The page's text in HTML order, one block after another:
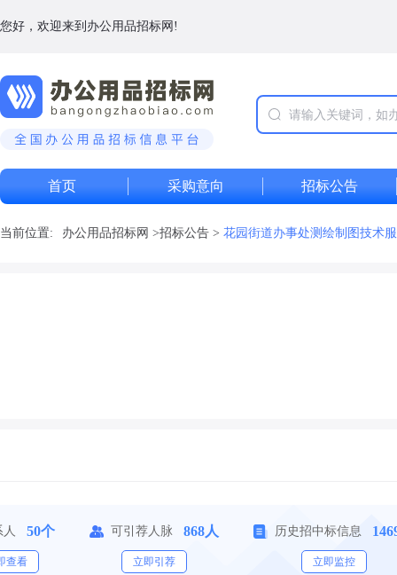
您好，欢迎来到办公用品招标网!
首页 采购意向 招标公告
当前位置: 办公用品招标网 >招标公告 > 花园街道办事处测绘制图技术
50个
查看
可引荐人脉 868人
立即引荐
历史招中标信息
立即监控